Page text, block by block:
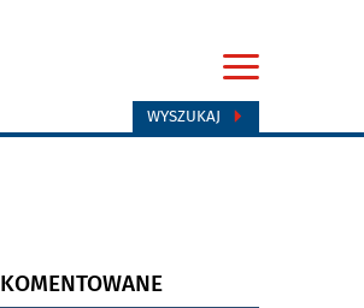
WYSZUKAJ
KOMENTOWANE